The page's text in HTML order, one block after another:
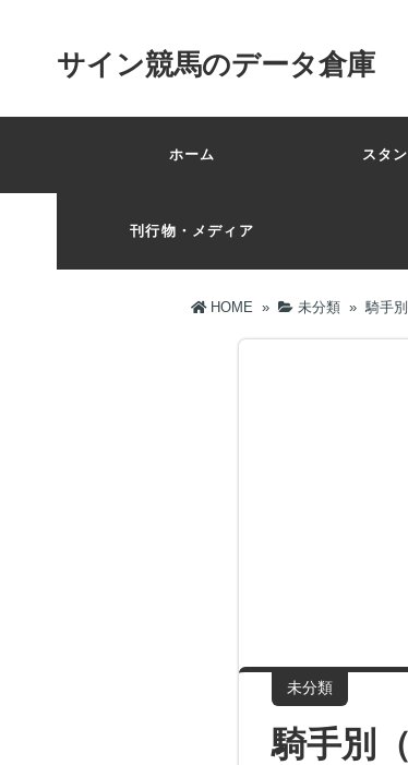
サイン競馬のデータ倉庫
ホーム スタ
刊行物・メディア
HOME » 未分類 » 騎手
未分類
騎手別